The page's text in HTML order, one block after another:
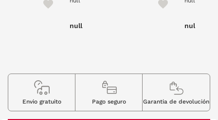
null null
Envio gratuito Pago seguro Garantia de devolución